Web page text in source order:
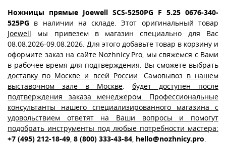
Ножницы прямые Joewell SCS-5250PG F 5.25 0676-340-
525PG в наличии на складе. Этот оригинальный товар
Joewell мы привезем в магазин специально для Вас
08.08.2026-09.08.2026. Для этого добавьте товар в корзину и
оформите заказ на сайте Nozhnicy.Pro, мы свяжемся с Вами
в рабочее время для подтверждения. Вы сможете выбрать
доставку по Москве и всей России . Самовывоз в нашем
выставочном зале в Москве
будет доступен после
подтверждения заказа менеджером. Профессиональные
консультанты нашего специализированного магазина с
удовольствием ответят на Ваши вопросы и помогут
подобрать инструменты под любые потребности мастера:
+7 (495) 212-18-49 8 (800) 333-43-84 hello@nozhnicy.pro